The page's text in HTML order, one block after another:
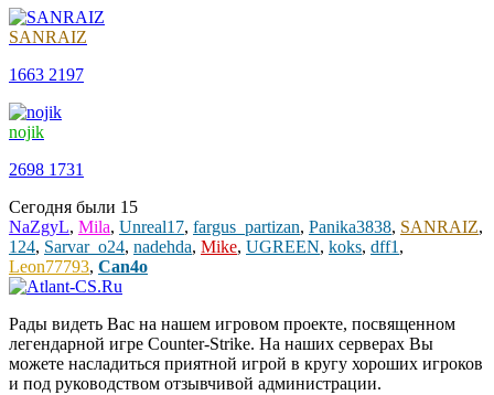
SANRAIZ
1663 2197
nojik
2698 1731
Сегодня были 15
NaZgyL, Mila, Unreal17, fargus_partizan, Panika3838, SANRAIZ,
124, Sarvar_o24, nadehda, Mike, UGREEN, koks, dff1,
Leon77793, Can4o
Рады видеть Вас на нашем игровом проекте, посвященном
легендарной игре Counter-Strike. На наших серверах Вы
можете насладиться приятной игрой в кругу хороших игроков
и под руководством отзывчивой администрации.